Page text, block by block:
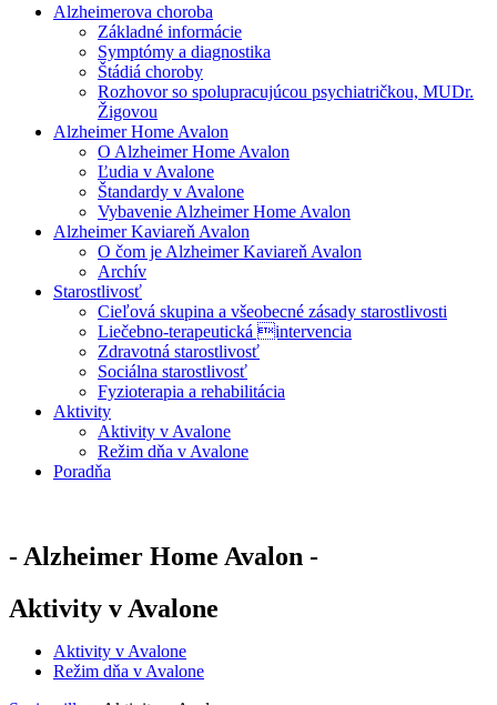
Alzheimerova choroba
Základné informácie
Symptómy a diagnostika
Štádiá choroby
Rozhovor so spolupracujúcou psychiatričkou, MUDr.
Žigovou
Alzheimer Home Avalon
O Alzheimer Home Avalon
Ľudia v Avalone
Štandardy v Avalone
Vybavenie Alzheimer Home Avalon
Alzheimer Kaviareň Avalon
O čom je Alzheimer Kaviareň Avalon
Archív
Starostlivosť
Cieľová skupina a všeobecné zásady starostlivosti
Liečebno-terapeutická intervencia
Zdravotná starostlivosť
Sociálna starostlivosť
Fyzioterapia a rehabilitácia
Aktivity
Aktivity v Avalone
Režim dňa v Avalone
Poradňa
- Alzheimer Home Avalon -
Aktivity v Avalone
Aktivity v Avalone
Režim dňa v Avalone